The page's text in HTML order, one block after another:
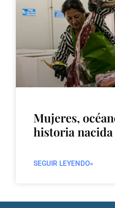
Mujeres,
historia
SEGUIR LEYENDO»